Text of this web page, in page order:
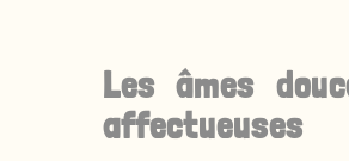
Les âmes
affectueuses